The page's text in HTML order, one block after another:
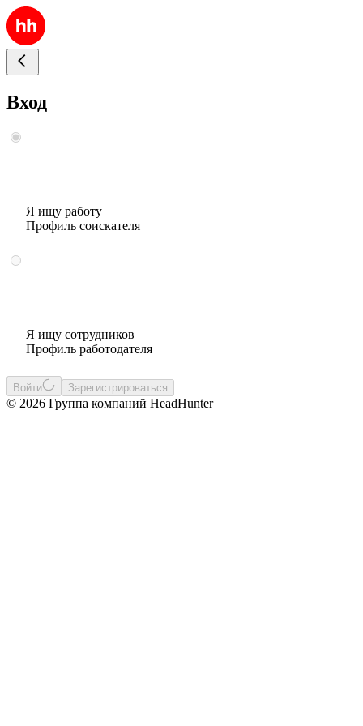
Вход
Я ищу работу
Профиль соискателя
Я ищу сотрудников
Профиль работодателя
Войти Зарегистрироваться
© 2026 Группа компаний HeadHunter